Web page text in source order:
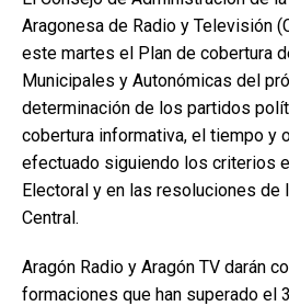
Aragonesa de Radio y Televisión
este martes el Plan de cobertura
Municipales y Autonómicas del
determinación de los partidos
cobertura informativa, el tiempo y
efectuado siguiendo los criterios
Electoral y en las resoluciones de
Central.
Aragón Radio y Aragón TV darán
formaciones que han superado el